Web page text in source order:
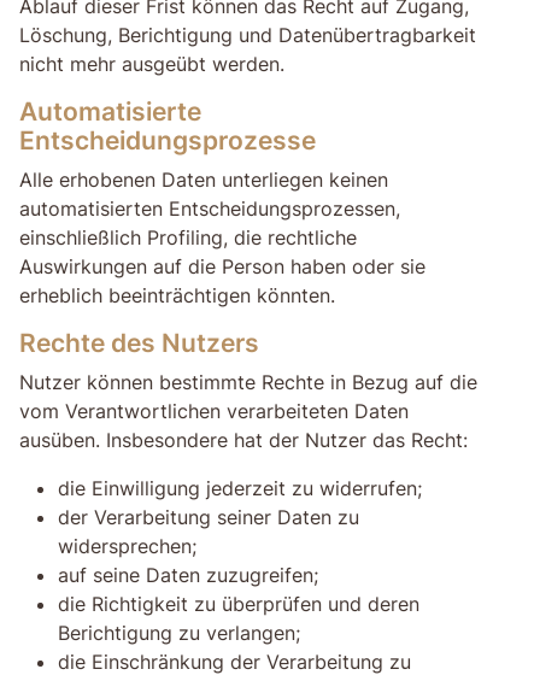
Ablauf dieser Frist können das Recht auf Zugang,
Löschung, Berichtigung und Datenübertragbarkeit
nicht mehr ausgeübt werden.
Automatisierte
Entscheidungsprozesse
Alle erhobenen Daten unterliegen keinen
automatisierten Entscheidungsprozessen,
einschließlich Profiling, die rechtliche
Auswirkungen auf die Person haben oder sie
erheblich beeinträchtigen könnten.
Rechte des Nutzers
Nutzer können bestimmte Rechte in Bezug auf die
vom Verantwortlichen verarbeiteten Daten
ausüben. Insbesondere hat der Nutzer das Recht:
die Einwilligung jederzeit zu widerrufen;
der Verarbeitung seiner Daten zu
widersprechen;
auf seine Daten zuzugreifen;
die Richtigkeit zu überprüfen und deren
Berichtigung zu verlangen;
die Einschränkung der Verarbeitung zu